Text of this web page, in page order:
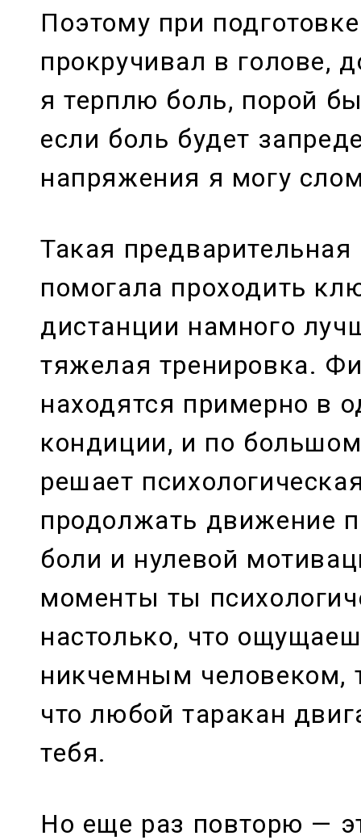
Поэтому при
прокручивал в голове,
я терплю боль, порой
если боль будет
напряжения я могу
Такая предварительная
помогала проходить
дистанции намного
тяжелая тренировка.
находятся примерно в
кондиции, и по
решает
продолжать движение
боли и нулевой
моменты ты
настолько, что
никчемным человеком,
что любой таракан
тебя.
Но еще раз повторю —